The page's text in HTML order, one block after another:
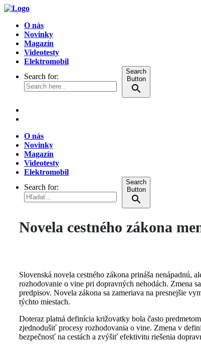
O nás
Novinky
Magazín
Videotesty
Elektromobil
Search for:
Search
Button
O nás
Novinky
Magazín
Videotesty
Elektromobil
Search for:
Search
Button
Novela cestného zákona
Slovenská novela cestného zákona prináša
rozhodovanie o vine pri dopravných nehodách. Zmena
predpisov. Novela zákona sa zameriava na presnejšie
týchto miestach.
Doteraz platná definícia križovatky bola často
zjednodušiť procesy rozhodovania o vine. Zmena v
bezpečnosť na cestách a zvýšiť efektivitu riešenia